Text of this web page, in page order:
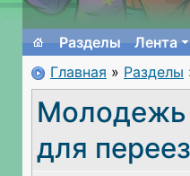
Разделы
Лента
Главная » Разделы
Молодежь
для